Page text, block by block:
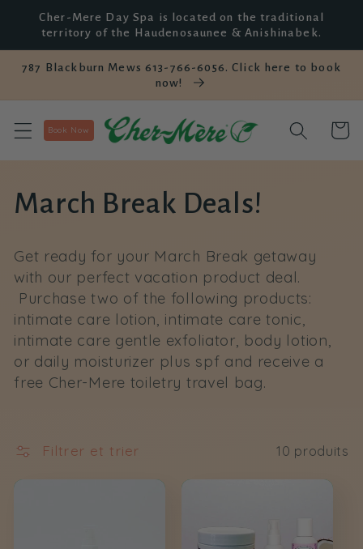
passer
au
contenu
Cher-Mere Day Spa is located on the traditional
territory of the Haudenosaunee & Anishinabek.
787 Blackburn Mews 613-766-6056. Click here to book
now!
Book Now Panier
C
l
l
e
t
March Break Deals!
Get ready for your March Break getaway
with our perfect vacation product deal.
Purchase two of the following products:
intimate care lotion, intimate care tonic,
intimate care gentle exfoliator, body lotion,
or daily moisturizer plus spf and receive a
free Cher-Mere toiletry travel bag.
Filtrer et trier 10 produits